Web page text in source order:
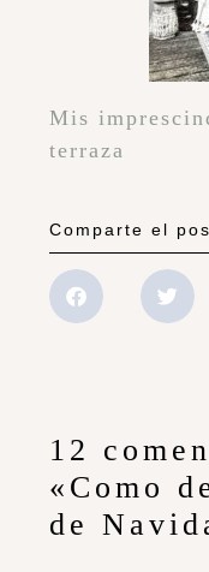
Mis
terraza
Comparte el
12
«Como
de